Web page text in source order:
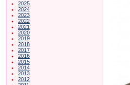
2025
2024
2023
2022
2021
2020
2019
2018
2017
2016
2015
2014
2013
2012